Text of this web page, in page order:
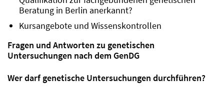
Beratung in Berlin anerkannt?
Kursangebote und Wissenskontrollen
Fragen und Antworten zu genetischen
Untersuchungen nach dem GenDG
Wer darf genetische Untersuchungen durchführen?